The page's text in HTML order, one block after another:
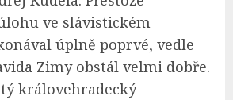
ve slávistickém
úplně poprvé, vedle
Zimy obstál velmi dobře.
královehradecký